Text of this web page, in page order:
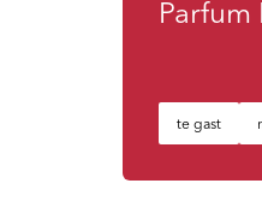
te gast